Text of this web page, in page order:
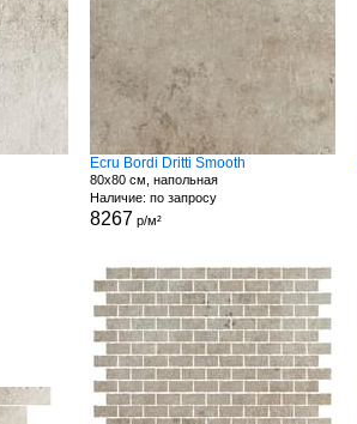
Ecru Bordi Dritti Smooth
80x80 см, напольная
Наличие: по запросу
8267 р/м²